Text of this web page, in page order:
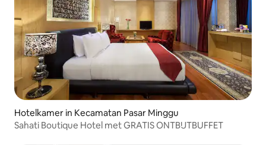
Hotelkamer in Kecamatan Pasar Minggu
Sahati Boutique Hotel met GRATIS ONTBIJTBUFFET